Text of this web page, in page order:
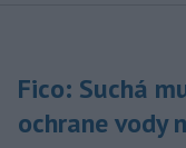
Fico: Suchá
ochrane vody